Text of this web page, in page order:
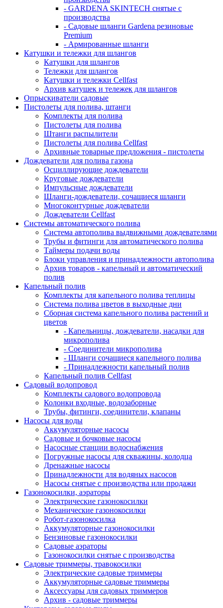
- GARDENA SKINTECH снятые с
производства
- Садовые шланги Gardena резиновые
Premium
- Армированные шланги
Катушки и тележки для шлангов
Катушки для шлангов
Тележки для шлангов
Катушки и тележки Cellfast
Архив катушек и тележек для шлангов
Опрыскиватели садовые
Пистолеты для полива, штанги
Комплекты для полива
Пистолеты для полива
Штанги распылители
Пистолеты для полива Cellfast
Архивные товарные предложения - пистолеты
Дождеватели для полива газона
Осциллирующие дождеватели
Круговые дождеватели
Импульсные дождеватели
Шланги-дождеватели, сочащиеся шланги
Многоконтурные дождеватели
Дождеватели Cellfast
Системы автоматического полива
Система автополива выдвижными дождевателями
Трубы и фитинги для автоматического полива
Таймеры подачи воды
Блоки управления и принадлежности автополива
Архив товаров - капельный и автоматический
полив
Капельный полив
Комплекты для капельного полива теплицы
Система полива цветов в выходные дни
Сборная система капельного полива растений и
цветов
- Капельницы, дождеватели, насадки для
микрополива
- Соединители микрополива
- Шланги сочащиеся капельного полива
- Принадлежности капельный полив
Капельный полив Cellfast
Садовый водопровод
Комплекты садового водопровода
Колонки входные, водозаборные
Трубы, фитинги, соединители, клапаны
Насосы для воды
Аккумуляторные насосы
Садовые и бочковые насосы
Насосные станции водоснабжения
Погружные насосы для скважины, колодца
Дренажные насосы
Принадлежности для водяных насосов
Насосы снятые с производства или продажи
Газонокосилки, аэраторы
Электрические газонокосилки
Механические газонокосилки
Робот-газонокосилка
Аккумуляторные газонокосилки
Бензиновые газонокосилки
Садовые аэраторы
Газонокосилки снятые с производства
Садовые триммеры, травокосилки
Электрические садовые триммеры
Аккумуляторные садовые триммеры
Аксессуары для садовых триммеров
Архив - садовые триммеры